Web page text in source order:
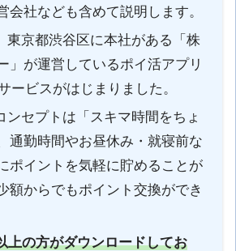
会社なども含めて説明します。
東京都渋谷区に本社がある「株
」が運営しているポイ活アプリ
ービスがはじまりました。
ンセプトは「スキマ時間をちょ
通勤時間やお昼休み・就寝前な
ポイントを気軽に貯めることが
額からでもポイント交換ができ
上の方がダウンロードしてお